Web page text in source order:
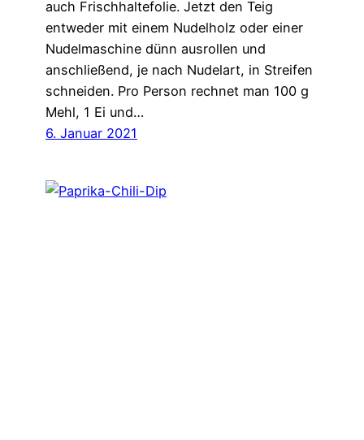
auch Frischhaltefolie. Jetzt den Teig
entweder mit einem Nudelholz oder einer
Nudelmaschine dünn ausrollen und
anschließend, je nach Nudelart, in Streifen
schneiden. Pro Person rechnet man 100 g
Mehl, 1 Ei und…
6. Januar 2021